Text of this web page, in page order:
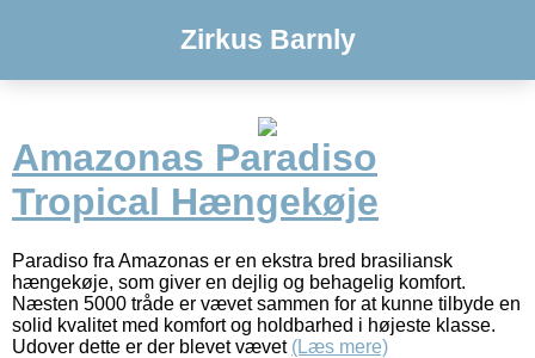
Zirkus Barnly
Amazonas Paradiso
Tropical Hængekøje
Paradiso fra Amazonas er en ekstra bred brasiliansk
hængekøje, som giver en dejlig og behagelig komfort.
Næsten 5000 tråde er vævet sammen for at kunne tilbyde en
solid kvalitet med komfort og holdbarhed i højeste klasse.
Udover dette er der blevet vævet (Læs mere)